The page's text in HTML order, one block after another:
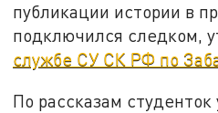
публикации истории в
подключился следком,
службе СУ СК РФ по
По рассказам